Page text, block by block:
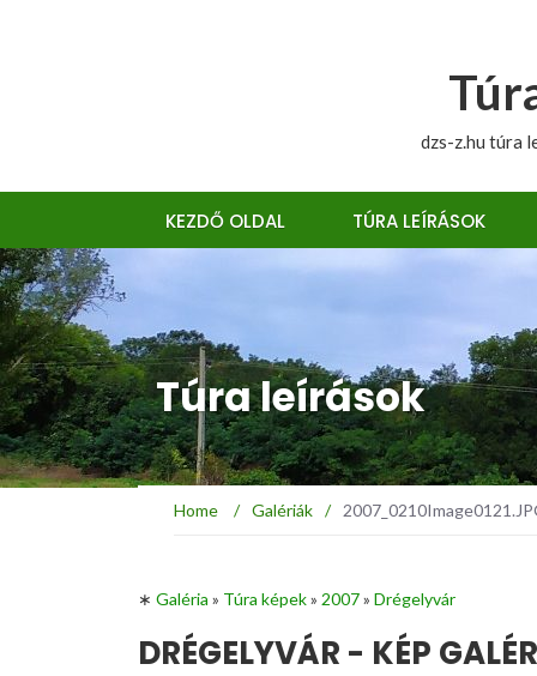
dzs-z.hu túra
KEZDŐ OLDAL TÚRA LEÍRÁSOK
Túra leírások
Home / Galériák /
∗ Galéria » Túra képek» 2007» Drégelyvár
DRÉGELYVÁR - KÉP